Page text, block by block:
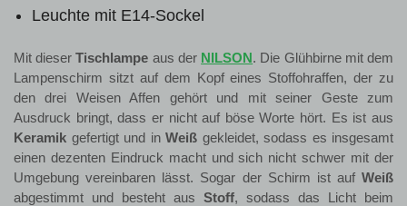
Leuchte mit E14-Sockel
Mit dieserTischlampe aus der NILSON. Die Glühbirne mit dem
Lampenschirm sitzt auf dem Kopf eines Stoffohraffen, der zu
den drei Weisen Affen gehört und mit seiner Geste zum
Ausdruck bringt, dass er nicht auf böse Worte hört. Es ist aus
Keramik gefertigt und in Weiß gekleidet, sodass es insgesamt
einen dezenten Eindruck macht und sich nicht schwer mit der
Umgebung vereinbaren lässt. Sogar der Schirm ist auf Weiß
abgestimmt und besteht aus Stoff, sodass das Licht beim